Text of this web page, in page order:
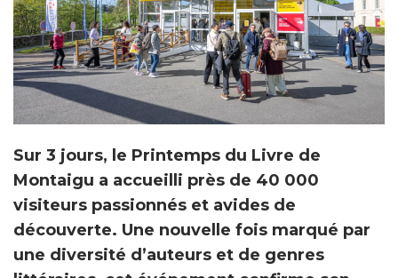
Sur 3 jours, le Printemps du Livre de
Montaigu a accueilli près de 40 000
visiteurs passionnés et avides de
découverte. Une nouvelle fois marqué par
une diversité d’auteurs et de genres